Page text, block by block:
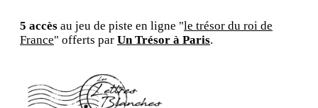
5 accès au jeu de piste en ligne "le trésor du roi de
France" offerts par Un Trésor à Paris.